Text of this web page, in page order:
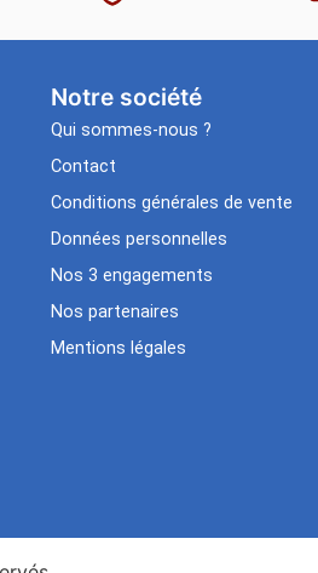
Notre société
Qui sommes-nous ?
Contact
Conditions générales de vente
Données personnelles
Nos 3 engagements
Nos partenaires
Mentions légales